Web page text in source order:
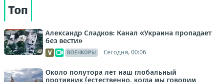
Топ
Александр Сладков: Канал «Украина пропадает
без вести»
ВОЕНКОРЫ Сегодня, 00:06
Около полутора лет наш глобальный
противник (естественно, когда мы говорим